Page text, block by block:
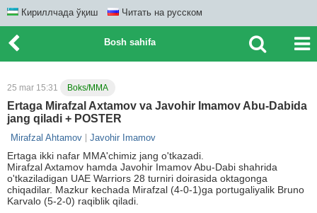
Кириллчада ўқиш Читать на русском
Bosh sahifa
25 mar 15:31 Boks/MMA
Ertaga Mirafzal Axtamov va Javohir Imamov Abu-Dabida
jang qiladi + POSTER
Mirafzal Ahtamov Javohir Imamov
Ertaga ikki nafar MMA'chimiz jang o'tkazadi.
Mirafzal Axtamov hamda Javohir Imamov Abu-Dabi shahrida
o'tkaziladigan UAE Warriors 28 turniri doirasida oktagonga
chiqadilar. Mazkur kechada Mirafzal (4-0-1)ga portugaliyalik Bruno
Karvalo (5-2-0) raqiblik qiladi.